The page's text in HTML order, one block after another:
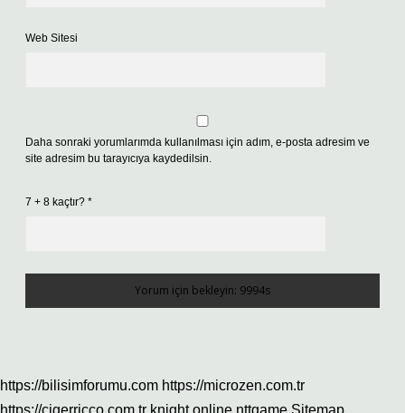
Web Sitesi
Daha sonraki yorumlarımda kullanılması için adım, e-posta adresim ve
site adresim bu tarayıcıya kaydedilsin.
7 + 8 kaçtır? *
https://bilisimforumu.com https://microzen.com.tr
https://cigerricco.com.tr knight online nttgame Sitemap